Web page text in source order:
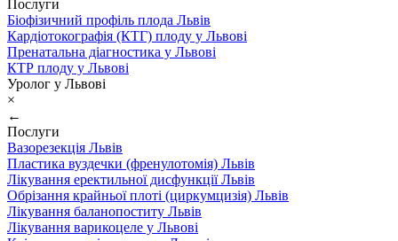
Послуги
Біофізичний профіль плода Львів
Кардіотокографія (КТГ) плоду у Львові
Пренатальна діагностика у Львові
КТР плоду у Львові
Уролог у Львові
×
←
Послуги
Вазорезекція Львів
Пластика вуздечки (френулотомія) Львів
Лікування еректильної дисфункції Львів
Обрізання крайньої плоті (циркумцизія) Львів
Лікування баланопоститу Львів
Лікування варикоцеле у Львові